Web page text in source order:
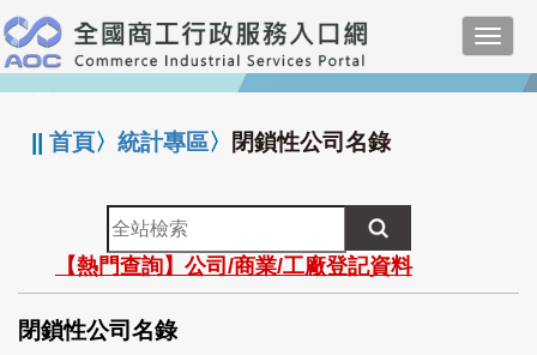
跳
到
主
要
:::
||首頁〉統計專區〉 閉鎖性公司名錄
全
站
檢
索
【熱門查詢】公司/商業/工廠登記資料
閉鎖性公司名錄